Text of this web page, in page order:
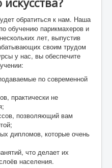
обратиться к нам. Наша
обучению парикмахеров и
лет, выпустив
своим трудом
у нас, вы обеспечите
по современной
практически не
позволяющий вам
дипломов, которые очень
что делает их
населения.